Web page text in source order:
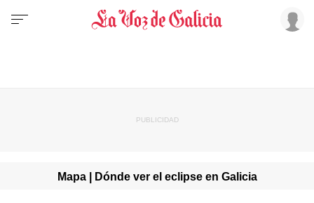
Mapa | Dónde ver el eclipse en Galicia